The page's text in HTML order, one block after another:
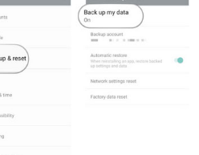
Polskie
қазақ
繁體中文